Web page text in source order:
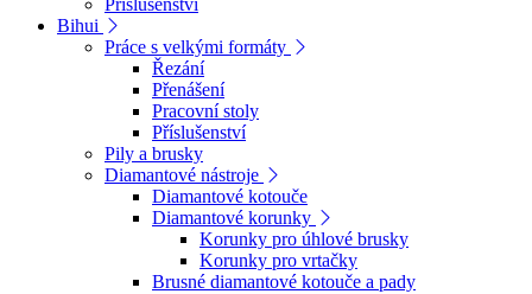
Bihui
Práce s velkými formáty
Řezání
Přenášení
Pracovní stoly
Příslušenství
Pily a brusky
Diamantové nástroje
Diamantové kotouče
Diamantové korunky
Korunky pro úhlové brusky
Korunky pro vrtačky
Brusné diamantové kotouče a pady